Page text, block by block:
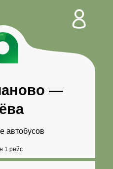
—
автобусов
1 рейс